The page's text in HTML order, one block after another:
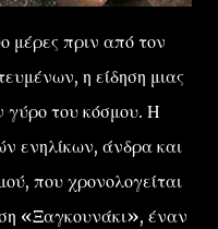
μέρες πριν από τον
η είδηση μιας
γύρο του κόσμου. Η
ενηλίκων, άνδρα και
που χρονολογείται
«Ξαγκουνάκι», έναν